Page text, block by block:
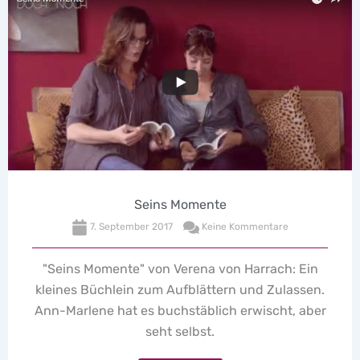
Harrach: Ein
Zulassen.
aber
19. Januar 2017
Vorhang auf für den letzten
Kondom-Fragerunde mit